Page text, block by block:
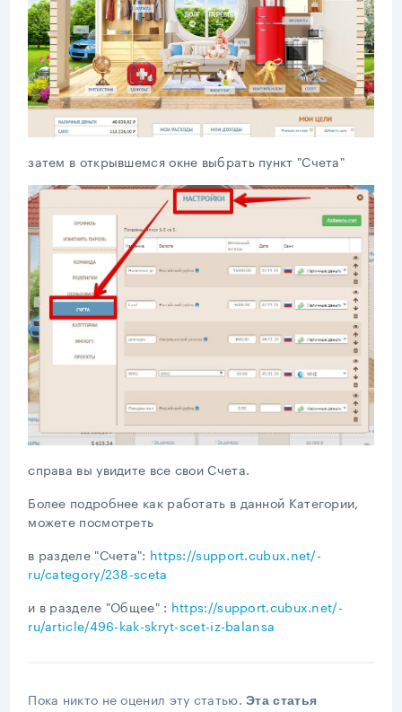
затем в открывшемся окне выбрать пункт "Счета"
справа вы увидите все свои Счета.
Более подробнее как работать в данной Категории,
можете посмотреть
в разделе "Счета": https://support.cubux.net/-
ru/category/238-sceta
и в разделе "Общее" : https://support.cubux.net/-
ru/article/496-kak-skryt-scet-iz-balansa
Пока никто не оценил эту статью.Эта статья